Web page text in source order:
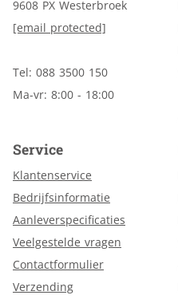
9608 PX Westerbroek
[email protected]
Tel: 088 3500 150
Ma-vr: 8:00 - 18:00
Service
Klantenservice
Bedrijfsinformatie
Aanleverspecificaties
Veelgestelde vragen
Contactformulier
Verzending